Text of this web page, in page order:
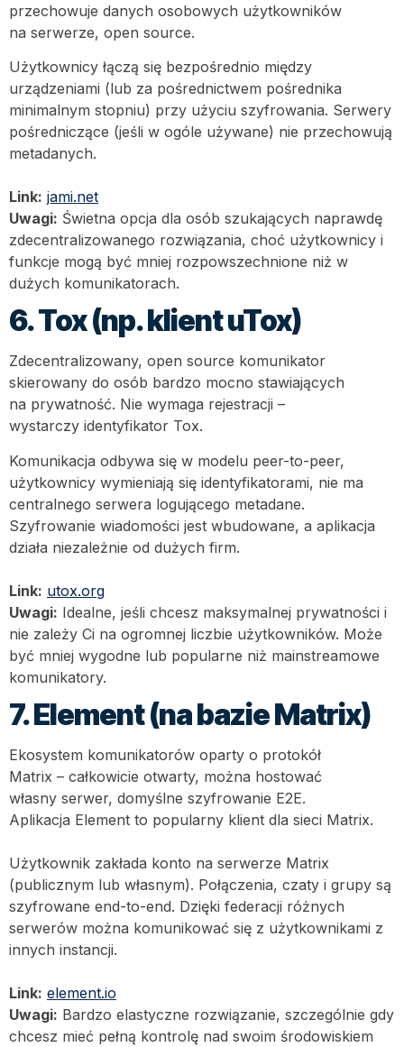
przechowuje danych osobowych użytkowników
na serwerze, open source.
Użytkownicy łączą się bezpośrednio między
urządzeniami (lub za pośrednictwem pośrednika
minimalnym stopniu) przy użyciu szyfrowania. Serwery
pośredniczące (jeśli w ogóle używane) nie przechowują
metadanych.
Link: jami.net
Uwagi: Świetna opcja dla osób szukających naprawdę
zdecentralizowanego rozwiązania, choć użytkownicy i
funkcje mogą być mniej rozpowszechnione niż w
dużych komunikatorach.
6. Tox (np. klient uTox)
Zdecentralizowany, open source komunikator
skierowany do osób bardzo mocno stawiających
na prywatność. Nie wymaga rejestracji –
wystarczy identyfikator Tox.
Komunikacja odbywa się w modelu peer-to-peer,
użytkownicy wymieniają się identyfikatorami, nie ma
centralnego serwera logującego metadane.
Szyfrowanie wiadomości jest wbudowane, a aplikacja
działa niezależnie od dużych firm.
Link: utox.org
Uwagi: Idealne, jeśli chcesz maksymalnej prywatności i
nie zależy Ci na ogromnej liczbie użytkowników. Może
być mniej wygodne lub popularne niż mainstreamowe
komunikatory.
7. Element (na bazie Matrix)
Ekosystem komunikatorów oparty o protokół
Matrix – całkowicie otwarty, można hostować
własny serwer, domyślne szyfrowanie E2E.
Aplikacja Element to popularny klient dla sieci Matrix.
Użytkownik zakłada konto na serwerze Matrix
(publicznym lub własnym). Połączenia, czaty i grupy są
szyfrowane end-to-end. Dzięki federacji różnych
serwerów można komunikować się z użytkownikami z
innych instancji.
Link: element.io
Uwagi: Bardzo elastyczne rozwiązanie, szczególnie gdy
chcesz mieć pełną kontrolę nad swoim środowiskiem